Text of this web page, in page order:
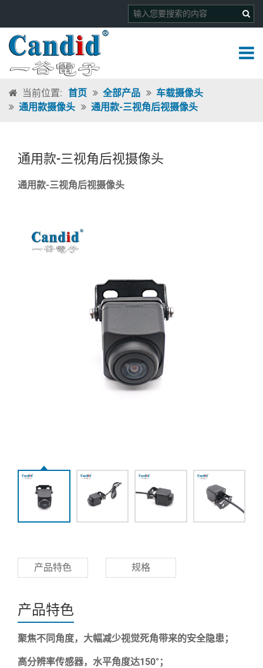
当前位置: 首页 全部产品
车载摄像头
通用款摄像头
通用款-三视角后视摄像头
通用款-三视角后视摄像头
通用款-三视角后视摄像头
产品特色 规格
产品特色
聚焦不同角度，大幅减少视觉死角带来的安全隐患；
高分辨率传感器，水平角度达150°；